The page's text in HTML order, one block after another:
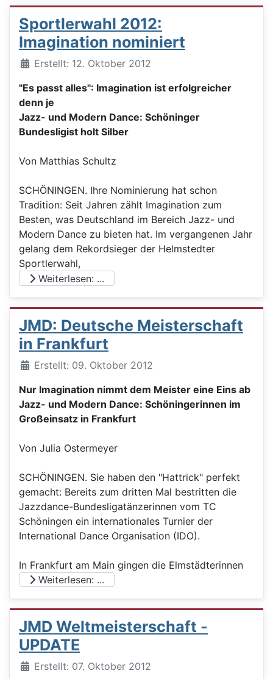
Sportlerwahl 2012:
Imagination nominiert
DetailsErstellt: 12. Oktober 2012
"Es passt alles": Imagination ist erfolgreicher
denn je
Jazz- und Modern Dance: Schöninger
Bundesligist holt Silber
Von Matthias Schultz
SCHÖNINGEN. Ihre Nominierung hat schon
Tradition: Seit Jahren zählt Imagination zum
Besten, was Deutschland im Bereich Jazz- und
Modern Dance zu bieten hat. Im vergangenen Jahr
gelang dem Rekordsieger der Helmstedter
Sportlerwahl,
Weiterlesen: ...
JMD: Deutsche Meisterschaft
in Frankfurt
DetailsErstellt: 09. Oktober 2012
Nur Imagination nimmt dem Meister eine Eins ab
Jazz- und Modern Dance: Schöningerinnen im
Großeinsatz in Frankfurt
Von Julia Ostermeyer
SCHÖNINGEN. Sie haben den "Hattrick" perfekt
gemacht: Bereits zum dritten Mal bestritten die
Jazzdance-Bundesligatänzerinnen vom TC
Schöningen ein internationales Turnier der
International Dance Organisation (IDO).
In Frankfurt am Main gingen die Elmstädterinnen
Weiterlesen: ...
JMD Weltmeisterschaft -
UPDATE
DetailsErstellt: 07. Oktober 2012